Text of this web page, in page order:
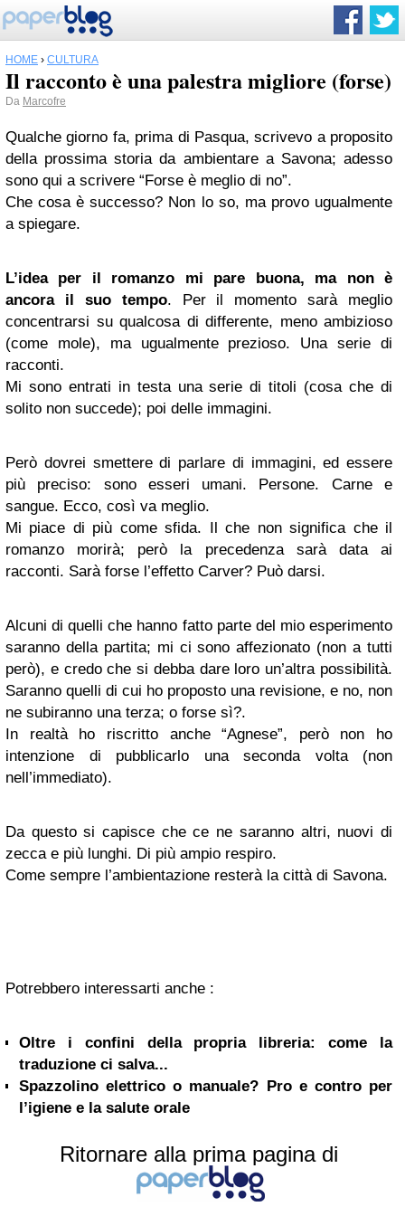
HOME › CULTURA
Il racconto è una palestra migliore (forse)
Da Marcofre
Qualche giorno fa, prima di Pasqua, scrivevo a proposito
della prossima storia da ambientare a Savona; adesso
sono qui a scrivere “Forse è meglio di no”.
Che cosa è successo? Non lo so, ma provo ugualmente
a spiegare.
L’idea per il romanzo mi pare buona, ma non è
ancora il suo tempo. Per il momento sarà meglio
concentrarsi su qualcosa di differente, meno ambizioso
(come mole), ma ugualmente prezioso. Una serie di
racconti.
Mi sono entrati in testa una serie di titoli (cosa che di
solito non succede); poi delle immagini.
Però dovrei smettere di parlare di immagini, ed essere
più preciso: sono esseri umani. Persone. Carne e
sangue. Ecco, così va meglio.
Mi piace di più come sfida. Il che non significa che il
romanzo morirà; però la precedenza sarà data ai
racconti. Sarà forse l’effetto Carver? Può darsi.
Alcuni di quelli che hanno fatto parte del mio esperimento
saranno della partita; mi ci sono affezionato (non a tutti
però), e credo che si debba dare loro un’altra possibilità.
Saranno quelli di cui ho proposto una revisione, e no, non
ne subiranno una terza; o forse sì?.
In realtà ho riscritto anche “Agnese”, però non ho
intenzione di pubblicarlo una seconda volta (non
nell’immediato).
Da questo si capisce che ce ne saranno altri, nuovi di
zecca e più lunghi. Di più ampio respiro.
Come sempre l’ambientazione resterà la città di Savona.
Potrebbero interessarti anche :
Oltre i confini della propria libreria: come la
traduzione ci salva...
Spazzolino elettrico o manuale? Pro e contro per
l’igiene e la salute orale
Ritornare alla prima pagina di